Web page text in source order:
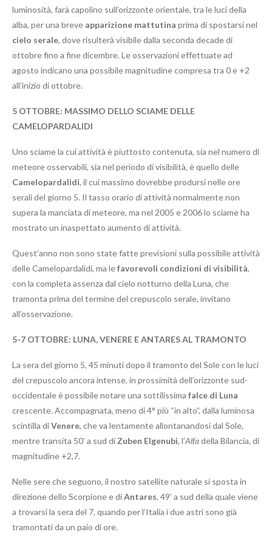
luminosità, farà capolino sull’orizzonte orientale, tra le luci della
alba, per una breve apparizione mattutina prima di spostarsi nel
cielo serale, dove risulterà visibile dalla seconda decade di
ottobre fino a fine dicembre. Le osservazioni effettuate ad
agosto indicano una possibile magnitudine compresa tra 0 e +2
all’inizio di ottobre.
5 OTTOBRE: MASSIMO DELLO SCIAME DELLE
CAMELOPARDALIDI
Uno sciame la cui attività è piuttosto contenuta, sia nel numero di
meteore osservabili, sia nel periodo di visibilità, è quello delle
Camelopardalidi, il cui massimo dovrebbe prodursi nelle ore
serali del giorno 5. Il tasso orario di attività normalmente non
supera la manciata di meteore, ma nel 2005 e 2006 lo sciame ha
mostrato un inaspettato aumento di attività.
Quest’anno non sono state fatte previsioni sulla possibile attività
delle Camelopardalidi, ma lefavorevoli condizioni di visibilità,
con la completa assenza dal cielo notturno della Luna, che
tramonta prima del termine del crepuscolo serale, invitano
all’osservazione.
5-7 OTTOBRE: LUNA, VENERE E ANTARES AL TRAMONTO
La sera del giorno 5, 45 minuti dopo il tramonto del Sole con le luci
del crepuscolo ancora intense, in prossimità dell’orizzonte sud-
occidentale è possibile notare una sottilissima falce di Luna
crescente. Accompagnata, meno di 4° più “in alto”, dalla luminosa
scintilla diVenere, che va lentamente allontanandosi dal Sole,
mentre transita 50’ a sud di Zuben Elgenubi, l’Alfadella Bilancia, di
magnitudine +2,7.
Nelle sere che seguono, il nostro satellite naturale si sposta in
direzione dello Scorpione e diAntares, 49’ a sud della quale viene
a trovarsi la sera del 7, quando per l’Italia i due astri sono già
tramontati da un paio di ore.